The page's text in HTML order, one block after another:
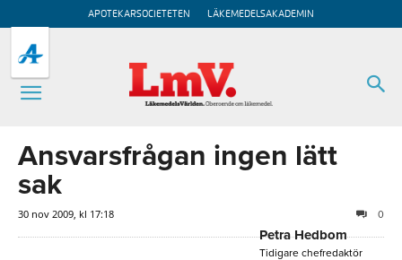
APOTEKARSOCIETETEN LÄKEMEDELSAKADEMIN
Ansvarsfrågan ingen lätt
sak
30 nov 2009, kl 17:18 0
Petra Hedbom
Tidigare chefredaktör